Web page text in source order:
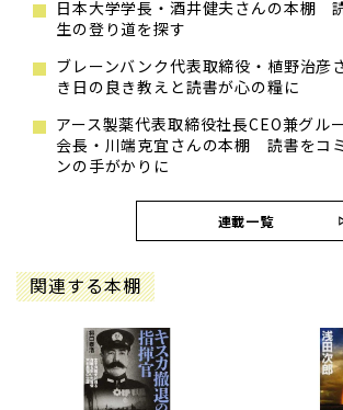
日本大学学長・酒井健夫さんの本棚
生の登り道を探す
ブレーンバンク代表取締役・植野治
き日の良き教えと読書が心の糧に
アース製薬代表取締役社長CEO兼グル
会長・川端克宜さんの本棚 読書をコ
ンの手がかりに
連載一覧
関連する本棚